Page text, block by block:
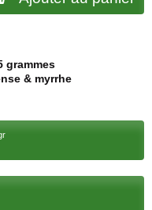
grammes
& myrrhe